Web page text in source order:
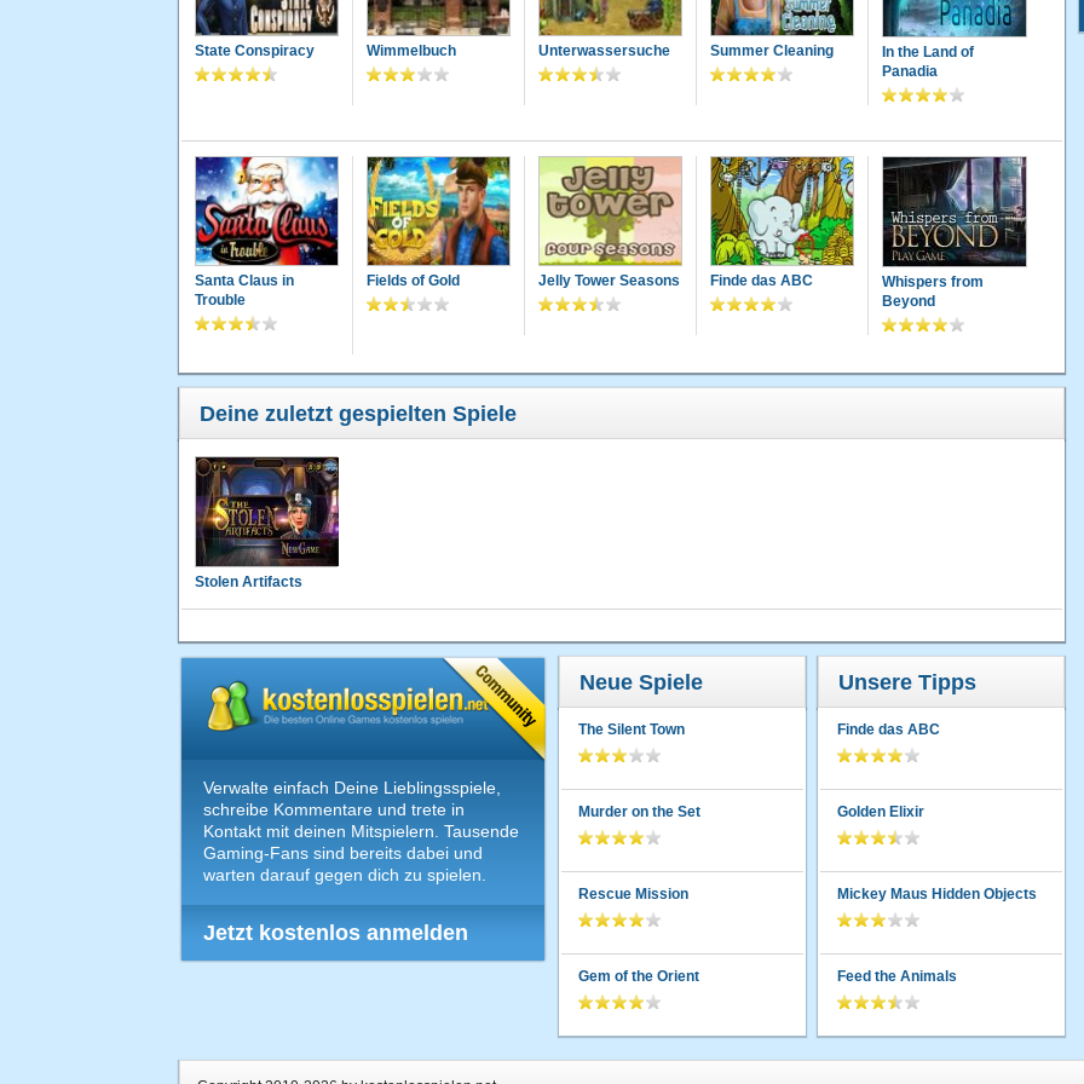
State Conspiracy Wimmelbuch Unterwassersuche Summer Cleaning
In the Land of
Panadia
Santa Claus in
Trouble
Fields of Gold Jelly Tower Seasons Finde das ABC
Whispers from
Beyond
Deine zuletzt gespielten Spiele
Stolen Artifacts
Verwalte einfach Deine Lieblingsspiele,
schreibe Kommentare und trete in
Kontakt mit deinen Mitspielern. Tausende
Gaming-Fans sind bereits dabei und
warten darauf gegen dich zu spielen.
Jetzt kostenlos anmelden
Neue Spiele
The Silent Town
Murder on the Set
Rescue Mission
Gem of the Orient
Unsere Tipps
Finde das ABC
Golden Elixir
Mickey Maus Hidden Objects
Feed the Animals